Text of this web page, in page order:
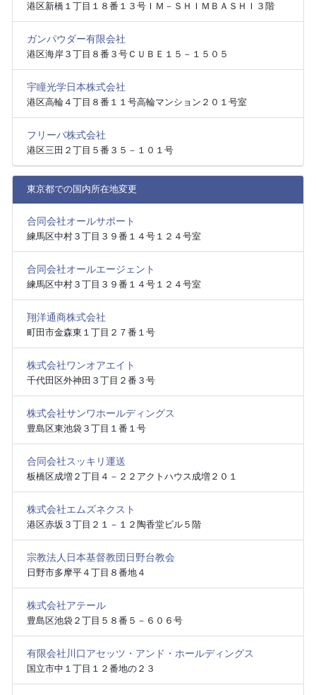
港区新橋１丁目１８番１３号ＩＭ－ＳＨＩＭＢＡＳＨＩ３階
ガンパウダー有限会社
港区海岸３丁目８番３号ＣＵＢＥ１５－１５０５
宇瞳光学日本株式会社
港区高輪４丁目８番１１号高輪マンション２０１号室
フリーバ株式会社
港区三田２丁目５番３５－１０１号
東京都での国内所在地変更
合同会社オールサポート
練馬区中村３丁目３９番１４号１２４号室
合同会社オールエージェント
練馬区中村３丁目３９番１４号１２４号室
翔洋通商株式会社
町田市金森東１丁目２７番１号
株式会社ワンオアエイト
千代田区外神田３丁目２番３号
株式会社サンワホールディングス
豊島区東池袋３丁目１番１号
合同会社スッキリ運送
板橋区成増２丁目４－２２アクトハウス成増２０１
株式会社エムズネクスト
港区赤坂３丁目２１－１２陶香堂ビル５階
宗教法人日本基督教団日野台教会
日野市多摩平４丁目８番地４
株式会社アテール
豊島区池袋２丁目５８番５－６０６号
有限会社川口アセッツ・アンド・ホールディングス
国立市中１丁目１２番地の２３